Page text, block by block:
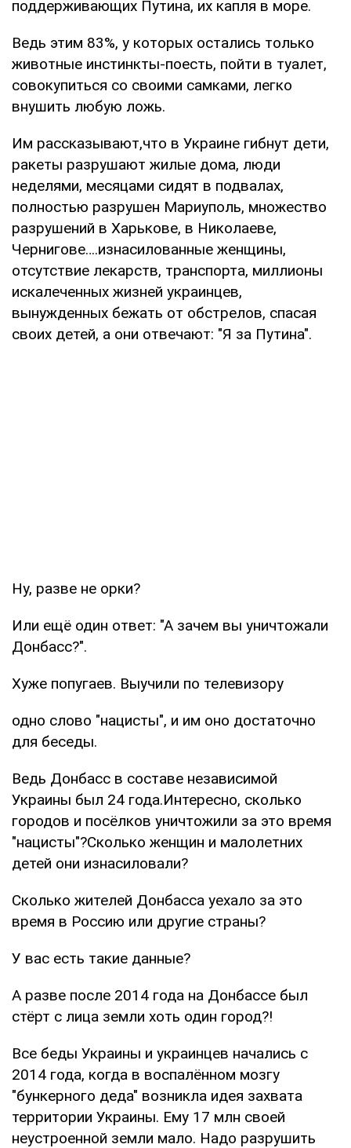
поддерживающих Путина, их капля в море.
Ведь этим 83%, у которых остались только
животные инстинкты-поесть, пойти в туалет,
совокупиться со своими самками, легко
внушить любую ложь.
Им рассказывают,что в Украине гибнут дети,
ракеты разрушают жилые дома, люди
неделями, месяцами сидят в подвалах,
полностью разрушен Мариуполь, множество
разрушений в Харькове, в Николаеве,
Чернигове….изнасилованные женщины,
отсутствие лекарств, транспорта, миллионы
искалеченных жизней украинцев,
вынужденных бежать от обстрелов, спасая
своих детей, а они отвечают: "Я за Путина".
Ну, разве не орки?
Или ещё один ответ: "А зачем вы уничтожали
Донбасс?".
Хуже попугаев. Выучили по телевизору
одно слово "нацисты", и им оно достаточно
для беседы.
Ведь Донбасс в составе независимой
Украины был 24 года.Интересно, сколько
городов и посёлков уничтожили за это время
"нацисты"?Сколько женщин и малолетних
детей они изнасиловали?
Сколько жителей Донбасса уехало за это
время в Россию или другие страны?
У вас есть такие данные?
А разве после 2014 года на Донбассе был
стёрт с лица земли хоть один город?!
Все беды Украины и украинцев начались с
2014 года, когда в воспалённом мозгу
"бункерного деда" возникла идея захвата
территории Украины. Ему 17 млн своей
неустроенной земли мало. Надо разрушить